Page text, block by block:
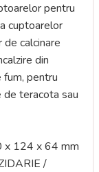
pentru
cuptoarelor
calcinare
din
fum, pentru
de teracota sau
x 124 x 64 mm
/